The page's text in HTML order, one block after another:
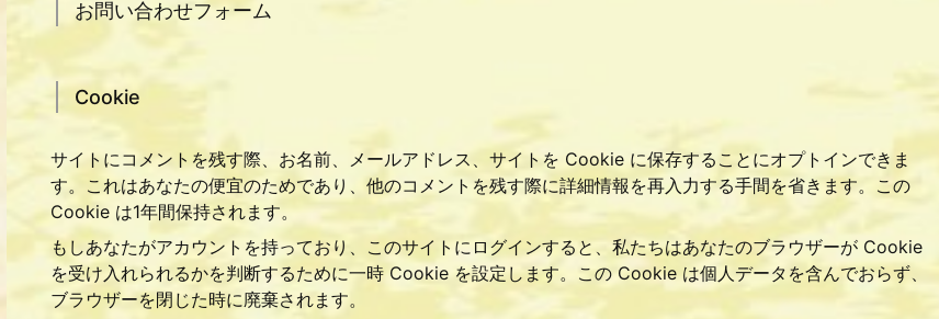
お問い合わせフォーム
Cookie
サイトにコメントを残す際、お名前、メールアドレス、サイトを Cookie に保存することにオプトインできま
す。これはあなたの便宜のためであり、他のコメントを残す際に詳細情報を再入力する手間を省きます。この
Cookie は1年間保持されます。
もしあなたがアカウントを持っており、このサイトにログインすると、私たちはあなたのブラウザーが Cookie
を受け入れられるかを判断するために一時 Cookie を設定します。この Cookie は個人データを含んでおらず、
ブラウザーを閉じた時に廃棄されます。